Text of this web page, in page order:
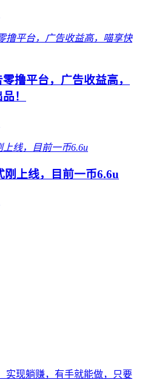
撸平台，广告收益高，
！
上线，目前一币6.6u
实现躺赚，有手就能做，只要